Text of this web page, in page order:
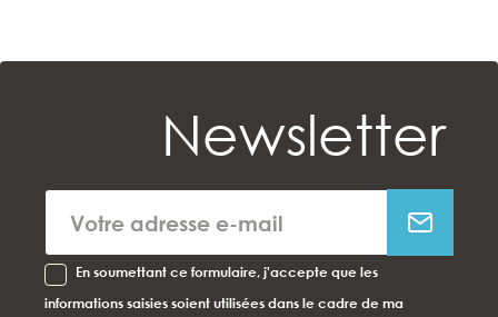
Newsletter
En soumettant ce formulaire, j'accepte que les
informations saisies soient utilisées dans le cadre de ma